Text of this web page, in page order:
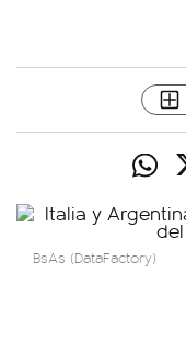
BsAs (DataFactory)